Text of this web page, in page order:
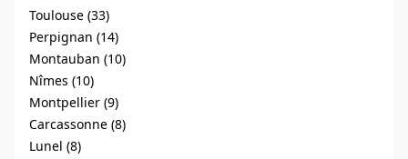
Toulouse (33)
Perpignan (14)
Montauban (10)
Nîmes (10)
Montpellier (9)
Carcassonne (8)
Lunel (8)